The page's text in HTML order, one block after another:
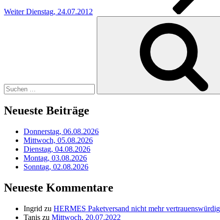
Weiter Dienstag, 24.07.2012
Neueste Beiträge
Donnerstag, 06.08.2026
Mittwoch, 05.08.2026
Dienstag, 04.08.2026
Montag, 03.08.2026
Sonntag, 02.08.2026
Neueste Kommentare
Ingrid zu HERMES Paketversand nicht mehr vertrauenswürdig
Tanis zu Mittwoch, 20.07.2022